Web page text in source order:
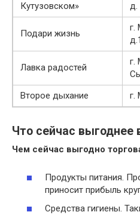
Кутузовском»
д.
Подари жизнь
г.
Лавка радостей
г.
Второе дыхание
г.
Что сейчас выгоднее
Чем сейчас выгодно
Продукты питания.
приносит прибыль
Средства гигиены.